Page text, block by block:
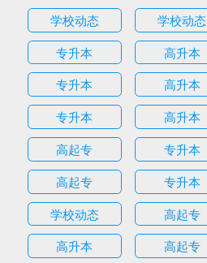
学校动态
学校动态
专升本
高升本
专升本
高升本
专升本
高升本
高起专
专升本
高起专
专升本
学校动态
高起专
高升本
高起专